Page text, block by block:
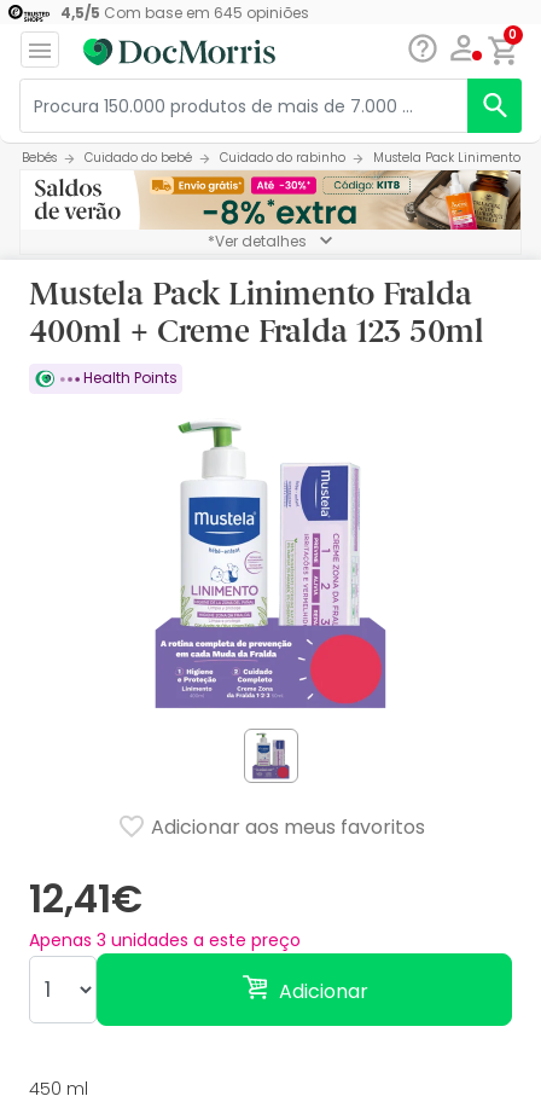
4,5/5 Com base em 645 opiniões
0
Bebés Cuidado do bebé Cuidado do rabinho Mustela Pack Linimento
*Ver detalhes
Mustela Pack Linimento Fralda
400ml + Creme Fralda 123 50ml
Health Points
12,41€
Apenas 3 unidades a este preço
Adicionar
Adicionar aos meus favoritos
450 ml